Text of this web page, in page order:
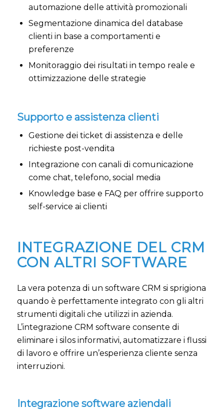
automazione delle attività promozionali
Segmentazione dinamica del database
clienti in base a comportamenti e
preferenze
Monitoraggio dei risultati in tempo reale e
ottimizzazione delle strategie
Supporto e assistenza clienti
Gestione dei ticket di assistenza e delle
richieste post-vendita
Integrazione con canali di comunicazione
come chat, telefono, social media
Knowledge base e FAQ per offrire supporto
self-service ai clienti
INTEGRAZIONE DEL CRM
CON ALTRI SOFTWARE
La vera potenza di un software CRM si sprigiona
quando è perfettamente integrato con gli altri
strumenti digitali che utilizzi in azienda.
L’integrazione CRM software consente di
eliminare i silos informativi, automatizzare i flussi
di lavoro e offrire un’esperienza cliente senza
interruzioni.
Integrazione software aziendali